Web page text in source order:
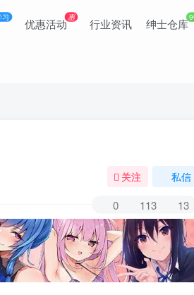
习 优惠活动惠 行业资讯 绅士仓库
关注 私信
0 113 13